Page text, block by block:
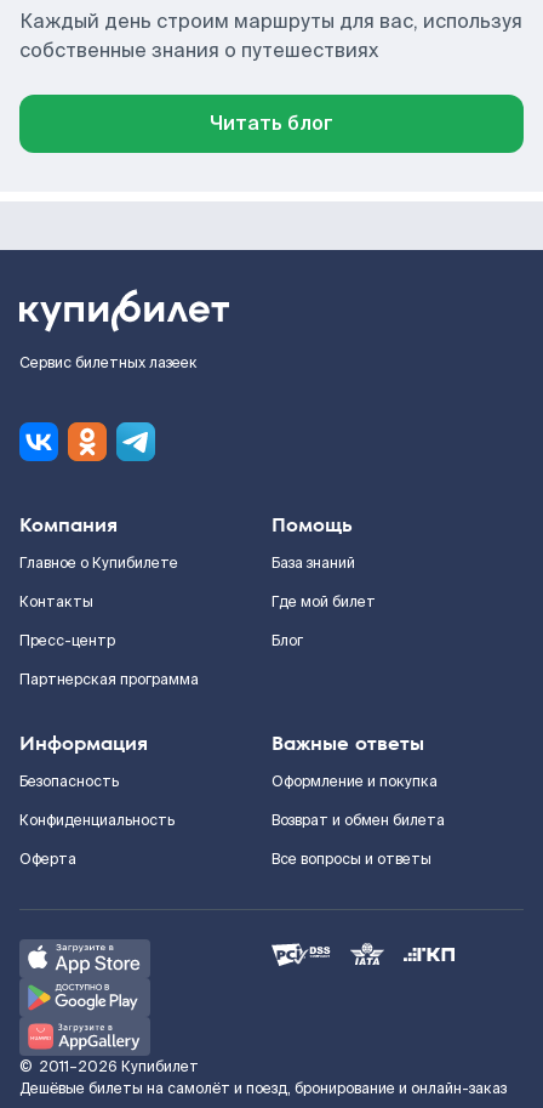
Каждый день строим маршруты для вас, используя
собственные знания о путешествиях
Читать блог
Сервис билетных лазеек
Компания
Главное о Купибилете
Контакты
Пресс-центр
Партнерская программа
Помощь
База знаний
Где мой билет
Блог
Информация
Безопасность
Конфиденциальность
Оферта
Важные ответы
Оформление и покупка
Возврат и обмен билета
Все вопросы и ответы
© 2011–2026 Купибилет
Дешёвые билеты на самолёт и поезд, бронирование и онлайн-заказ